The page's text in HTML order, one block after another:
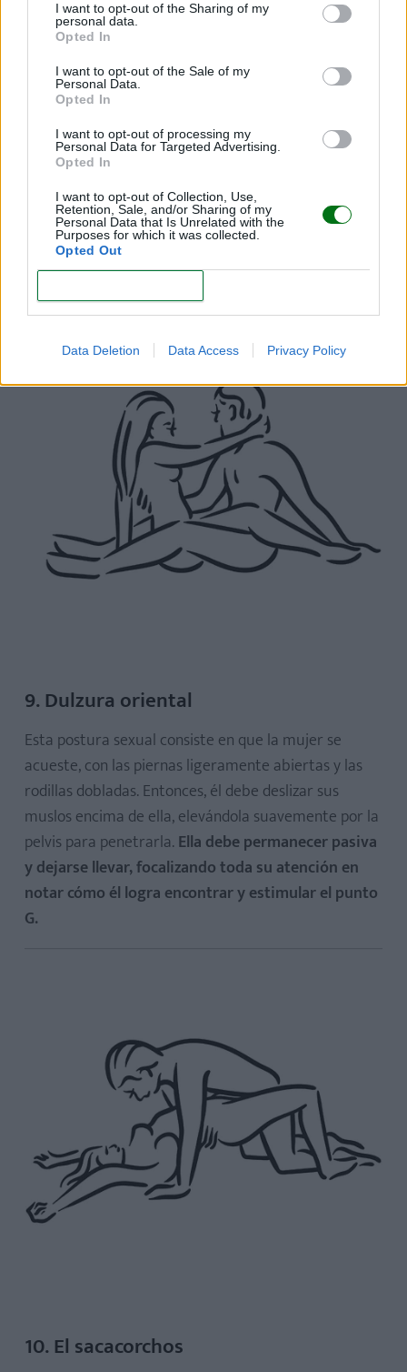
I want to opt-out of the Sharing of my
personal data.
Opted In
I want to opt-out of the Sale of my
Personal Data.
Opted In
I want to opt-out of processing my
Personal Data for Targeted Advertising.
Opted In
I want to opt-out of Collection, Use,
Retention, Sale, and/or Sharing of my
Personal Data that Is Unrelated with the
Purposes for which it was collected.
Opted Out
Data Deletion Data Access Privacy Policy
8. La flor de loto
La posición flor de loto o unión del loto, permite un
amor cara a cara muy placentero.
Es una postura
Para hacerla bien, el hombre debe sentarse con las
piernas cruzadas, los tobillos cruzados entre los
muslos, o en cuclillas. La mujer se sienta sobre él y
envuelve sus piernas alrededor de su cintura,
colocando sus pies contra sus nalgas. Así empieza la
penetración.
9. Dulzura oriental
Esta postura sexual consiste en que la mujer se
acueste, con las piernas ligeramente abiertas y las
rodillas dobladas. Entonces, él debe deslizar sus
muslos encima de ella, elevándola suavemente por la
pelvis para penetrarla. Ella debe permanecer pasiva
y dejarse llevar, focalizando toda su atención en
notar cómo él logra encontrar y estimular el punto
G.
10. El sacacorchos